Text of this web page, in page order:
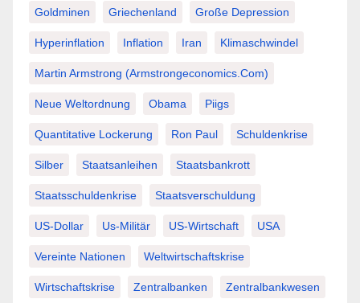
Goldminen Griechenland Große Depression
Hyperinflation Inflation Iran Klimaschwindel
Martin Armstrong (Armstrongeconomics.com)
Neue Weltordnung Obama Piigs
Quantitative Lockerung Ron Paul Schuldenkrise
Silber Staatsanleihen Staatsbankrott
Staatsschuldenkrise Staatsverschuldung
US-Dollar Us-Militär US-Wirtschaft USA
Vereinte Nationen Weltwirtschaftskrise
Wirtschaftskrise Zentralbanken Zentralbankwesen